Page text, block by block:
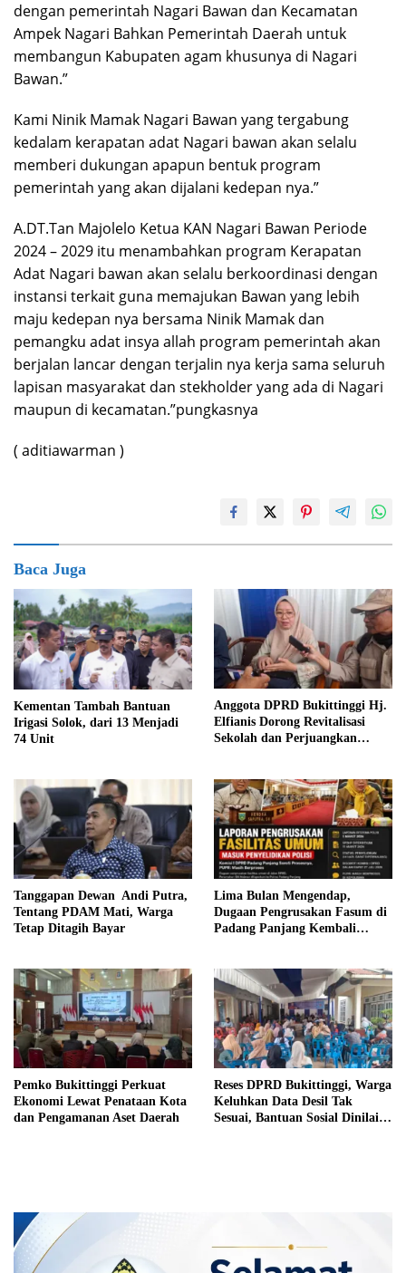
dengan pemerintah Nagari Bawan dan Kecamatan
Ampek Nagari Bahkan Pemerintah Daerah untuk
membangun Kabupaten agam khusunya di Nagari
Bawan.”
Kami Ninik Mamak Nagari Bawan yang tergabung
kedalam kerapatan adat Nagari bawan akan selalu
memberi dukungan apapun bentuk program
pemerintah yang akan dijalani kedepan nya.”
A.DT.Tan Majolelo Ketua KAN Nagari Bawan Periode
2024 – 2029 itu menambahkan program Kerapatan
Adat Nagari bawan akan selalu berkoordinasi dengan
instansi terkait guna memajukan Bawan yang lebih
maju kedepan nya bersama Ninik Mamak dan
pemangku adat insya allah program pemerintah akan
berjalan lancar dengan terjalin nya kerja sama seluruh
lapisan masyarakat dan stekholder yang ada di Nagari
maupun di kecamatan.”pungkasnya
( aditiawarman )
Baca Juga
Kementan Tambah Bantuan
Irigasi Solok, dari 13 Menjadi
74 Unit
Anggota DPRD Bukittinggi Hj.
Elfianis Dorong Revitalisasi
Sekolah dan Perjuangkan
Tanggapan Dewan Andi Putra,
Tentang PDAM Mati, Warga
Tetap Ditagih Bayar
Lima Bulan Mengendap,
Dugaan Pengrusakan Fasum di
Padang Panjang Kembali
Pemko Bukittinggi Perkuat
Ekonomi Lewat Penataan Kota
dan Pengamanan Aset Daerah
Reses DPRD Bukittinggi, Warga
Keluhkan Data Desil Tak
Sesuai, Bantuan Sosial Dinilai